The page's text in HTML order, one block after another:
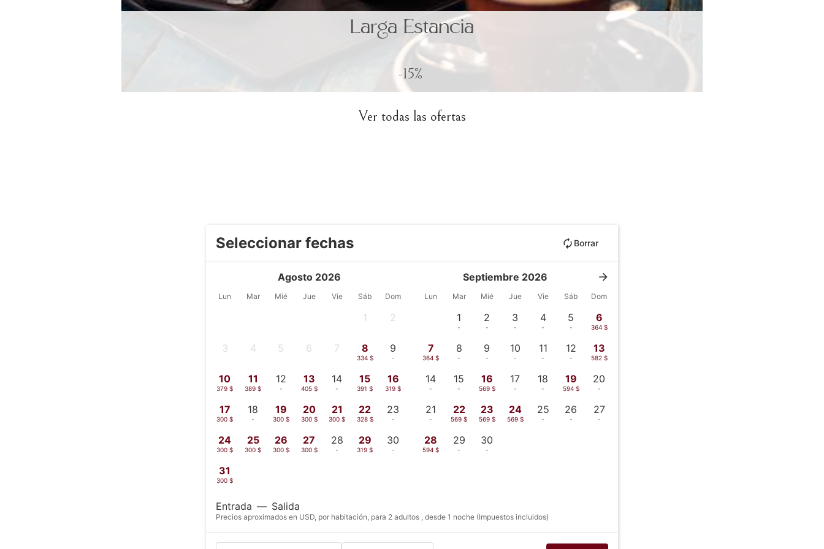
Larga Estancia
-15%
Ver todas las ofertas
Seleccionar fechas Borrar
Agosto 2026
Lun Mar Mié Jue Vie Sáb Dom
1 2
3 4 5 6 7 8
334 $
9
-
10
379 $
11
389 $
12
-
13
405 $
14
-
15
391 $
16
319 $
17
300 $
18
-
19
300 $
20
300 $
21
300 $
22
328 $
23
-
24
300 $
25
300 $
26
300 $
27
300 $
28
-
29
319 $
30
-
31
300 $
Septiembre 2026
Lun Mar Mié Jue Vie Sáb Dom
1
-
2
-
3
-
4
-
5
-
6
364 $
7
364 $
8
-
9
-
10
-
11
-
12
-
13
582 $
14
-
15
-
16
569 $
17
-
18
-
19
594 $
20
-
21
-
22
569 $
23
569 $
24
569 $
25
-
26
-
27
-
28
594 $
29
-
30
-
Entrada — Salida
Precios aproximados en USD, por habitación, para 2 adultos , desde 1 noche (Impuestos incluidos)